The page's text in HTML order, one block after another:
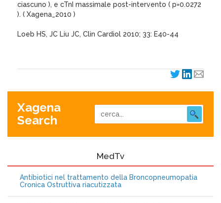
ciascuno ), e cTnI massimale post-intervento ( p=0.0272
). ( Xagena_2010 )
Loeb HS, JC Liu JC, Clin Cardiol 2010; 33: E40-44
Xagena
Search
MedTv
Antibiotici nel trattamento della Broncopneumopatia
Cronica Ostruttiva riacutizzata